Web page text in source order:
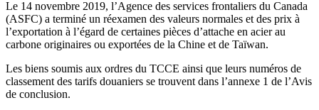
Le 14 novembre 2019, l’Agence des services frontaliers du Canada
(ASFC) a terminé un réexamen des valeurs normales et des prix à
l’exportation à l’égard de certaines pièces d’attache en acier au
carbone originaires ou exportées de la Chine et de Taïwan.
Les biens soumis aux ordres du TCCE ainsi que leurs numéros de
classement des tarifs douaniers se trouvent dans l’annexe 1 de l’Avis
de conclusion.